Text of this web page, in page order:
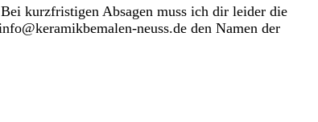
kurzfristigen Absagen muss ich dir leider die
neuss.de den Namen der